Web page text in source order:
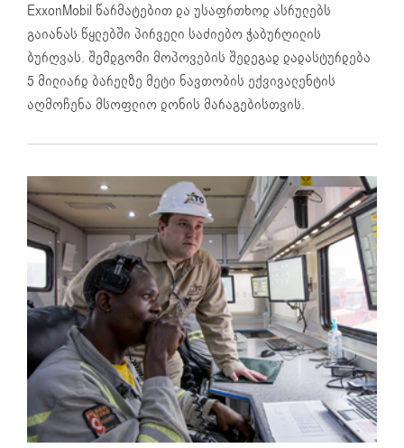
ExxonMobil წარმატებით და უსაფრთხოდ ასრულებს
გაიანას წყლებში პირველი საძიებო ჭაბურღილის
ბურღვას. შემდგომი მოპოვების შედეგად დადასტურდება
5 მილიარდ ბარელზე მეტი ნავთობის ექვივალენტის
აღმოჩენა მსოფლიო დონის მარაგებისთვის.